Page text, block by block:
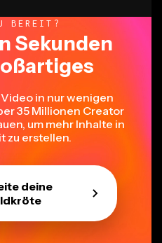
BEREIT?
Sekunden
in nur wenigen
35 Millionen Creator
um mehr Inhalte in
zu erstellen.
deine